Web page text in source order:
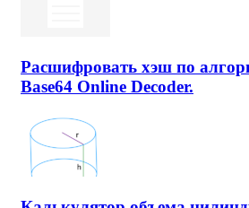
Расшифровать хэш по
Base64 Online Decoder.